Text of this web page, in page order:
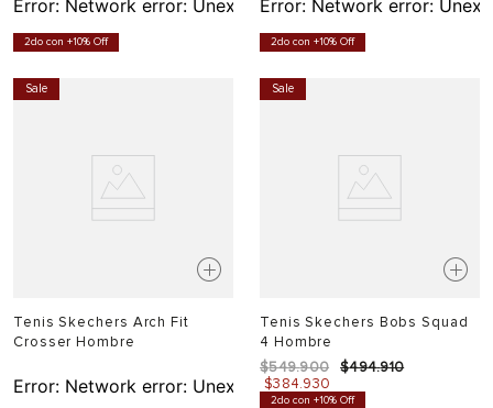
Error: Network error: Unexpected token T in JSON at
2do con +10% Off
Error: Network error:
2do con +10% Off
Sale
Tenis Skechers Arch Fit
Crosser Hombre
Error: Network error: Unexpected token T in JSON at
Sale
Tenis Skechers Bobs Squad
4 Hombre
$549.900 $494.910
$384.930
2do con +10% Off